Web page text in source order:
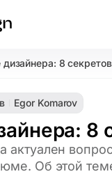
8
Egor Komarov
8
актуален
Об этой